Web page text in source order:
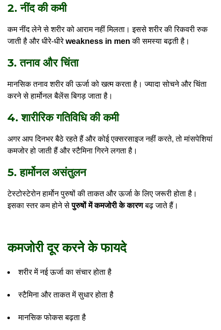
2. नींद की कमी
कम नींद लेने से शरीर को आराम नहीं मिलता। इससे शरीर की रिकवरी रुक
जाती है और धीरे-धीरेweakness in men की समस्या बढ़ती है।
3. तनाव और चिंता
मानसिक तनाव शरीर की ऊर्जा को खत्म करता है। ज्यादा सोचने और चिंता
करने से हार्मोनल बैलेंस बिगड़ जाता है।
4. शारीरिक गतिविधि की कमी
अगर आप दिनभर बैठे रहते हैं और कोई एक्सरसाइज नहीं करते, तो मांसपेशियां
कमजोर हो जाती हैं और स्टैमिना गिरने लगता है।
5. हार्मोनल असंतुलन
टेस्टोस्टेरोन हार्मोन पुरुषों की ताकत और ऊर्जा के लिए जरूरी होता है।
इसका स्तर कम होने सेपुरुषों में कमजोरी के कारणबढ़ जाते हैं।
कमजोरी दूर करने के फायदे
शरीर में नई ऊर्जा का संचार होता है
स्टैमिना और ताकत में सुधार होता है
मानसिक फोकस बढ़ता है